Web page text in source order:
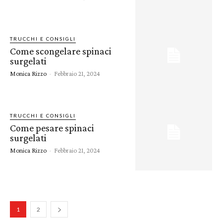
TRUCCHI E CONSIGLI
Come scongelare spinaci
surgelati
Monica Rizzo - Febbraio 21, 2024
TRUCCHI E CONSIGLI
Come pesare spinaci
surgelati
Monica Rizzo - Febbraio 21, 2024
1 2